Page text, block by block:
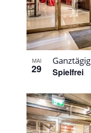
MAI
29 Spielfrei
Ganztägig